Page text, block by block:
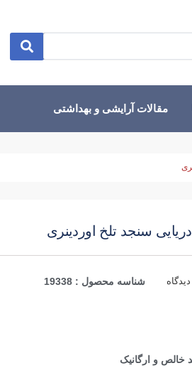
مقالات آرایشی و بهداشتی
سنجد تلخ اوردینری
شناسه محصول : 19338